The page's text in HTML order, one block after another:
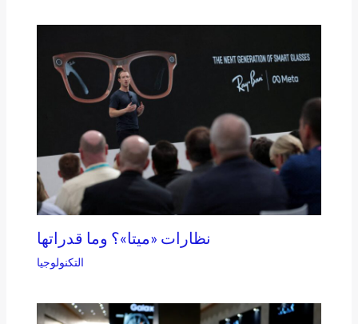
نظارات «ميتا»؟ وما قدراتها
التكنولوجيا